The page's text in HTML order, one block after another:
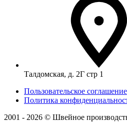
Талдомская, д. 2Г стр 1
Пользовательское соглашение
Политика
2001 - 2026 © Швейное